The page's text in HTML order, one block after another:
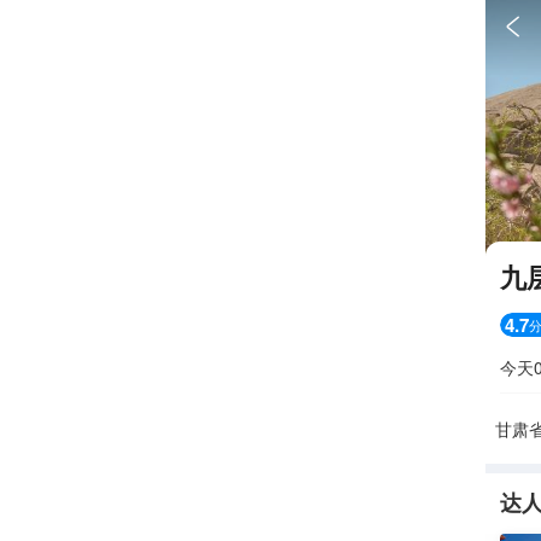

九
4.7分
今天
甘肃
达